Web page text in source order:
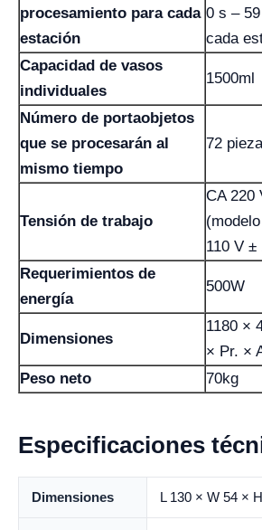
procesamiento para cada
estación
0 s –
cada
Capacidad de vasos
individuales
1500ml
Número de portaobjetos
que se procesarán al
mismo tiempo
72
Tensión de trabajo
CA 220
110 V ±
Requerimientos de
energía
500W
Dimensiones
1180 ×
× Pr. ×
Peso neto
70kg
Especificaciones
Dimensiones L 130 × W 54 ×